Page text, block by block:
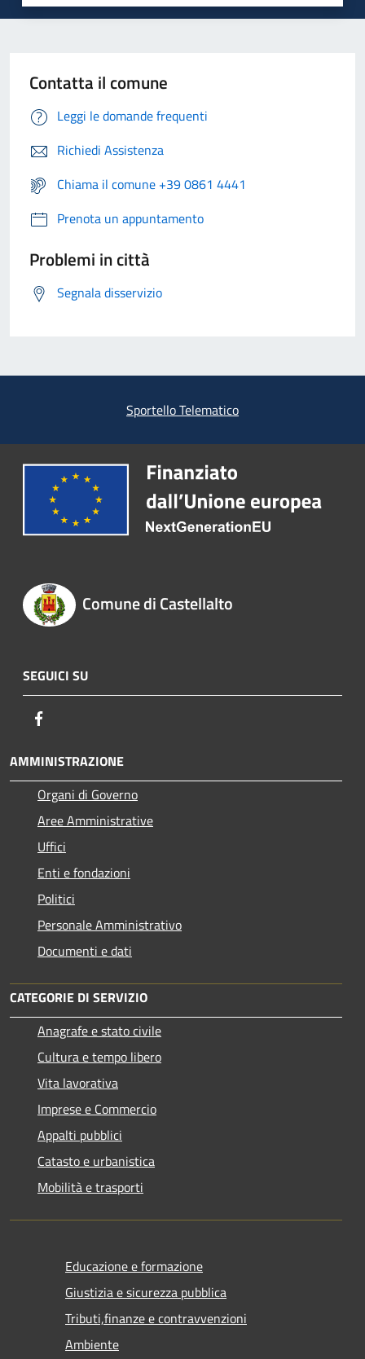
Contatta il comune
Leggi le domande frequenti
Richiedi Assistenza
Chiama il comune +39 0861 4441
Prenota un appuntamento
Problemi in città
Segnala disservizio
Sportello Telematico
Comune di Castellalto
SEGUICI SU
AMMINISTRAZIONE
Organi di Governo
Aree Amministrative
Uffici
Enti e fondazioni
Politici
Personale Amministrativo
Documenti e dati
CATEGORIE DI SERVIZIO
Anagrafe e stato civile
Cultura e tempo libero
Vita lavorativa
Imprese e Commercio
Appalti pubblici
Catasto e urbanistica
Mobilità e trasporti
Educazione e formazione
Giustizia e sicurezza pubblica
Tributi,finanze e contravvenzioni
Ambiente